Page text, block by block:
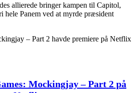
allierede bringer kampen til Capitol,
hele Panem ved at myrde præsident
– Part 2 havde premiere på Netflix
Mockingjay – Part 2 på